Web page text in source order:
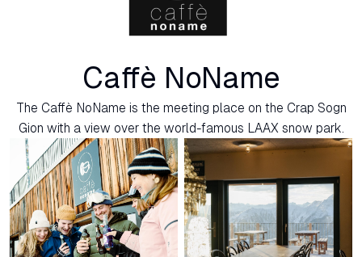
Caffè NoName
The Caffè NoName is the meeting place on the Crap Sogn
Gion with a view over the world-famous LAAX snow park.